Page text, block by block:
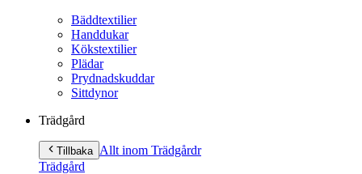
Bäddtextilier
Handdukar
Kökstextilier
Plädar
Prydnadskuddar
Sittdynor
Trädgård
Tillbaka Allt inom Trädgårdr
Trädgård